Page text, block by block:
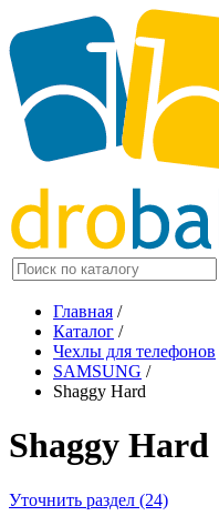
Главная /
Каталог /
Чехлы для телефонов
SAMSUNG /
Shaggy Hard
Shaggy Hard
Уточнить раздел (24)